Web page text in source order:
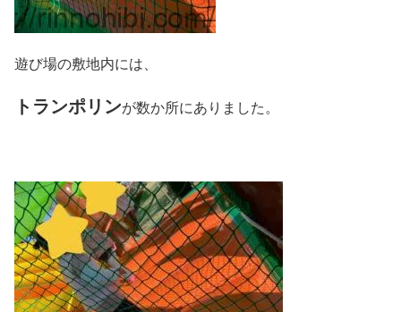
遊び場の敷地内には、
トランポリンが数か所にありました。